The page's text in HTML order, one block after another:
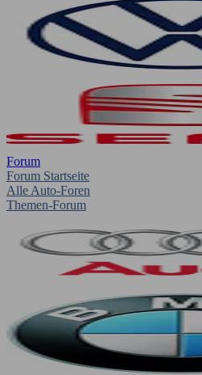
Forum
Forum Startseite
Alle Auto-Foren
Themen-Forum